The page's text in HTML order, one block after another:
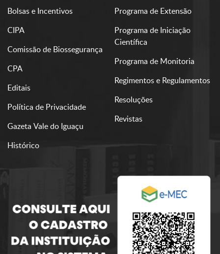
Bolsas e Incentivos
CIPA
Comissão de Biossegurança
CPA
Editais
Política de Privacidade
Gazeta Vale do Iguaçu
Histórico
Programa de Extensão
Programa de Iniciação
Científica
Programa de Monitoria
Regimentos e Regulamentos
Resoluções
Revistas